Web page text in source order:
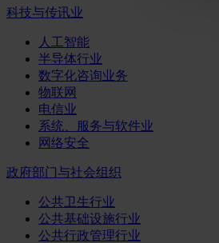
科技与传讯业
人工智能
半导体行业
数字化咨询业务
物联网
电信业
系统、服务与软件业
网络安全
政府部门与社会组织
公共卫生行业
公共基础设施行业
公共行政管理行业